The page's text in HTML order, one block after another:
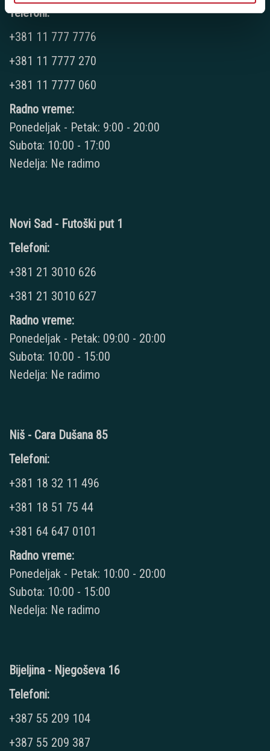
Telefoni:
+381 11 777 7776
+381 11 7777 270
+381 11 7777 060
Radno vreme:
Ponedeljak - Petak: 9:00 - 20:00
Subota: 10:00 - 17:00
Nedelja: Ne radimo
Novi Sad - Futoški put 1
Telefoni:
+381 21 3010 626
+381 21 3010 627
Radno vreme:
Ponedeljak - Petak: 09:00 - 20:00
Subota: 10:00 - 15:00
Nedelja: Ne radimo
Niš - Cara Dušana 85
Telefoni:
+381 18 32 11 496
+381 18 51 75 44
+381 64 647 0101
Radno vreme:
Ponedeljak - Petak: 10:00 - 20:00
Subota: 10:00 - 15:00
Nedelja: Ne radimo
Bijeljina - Njegoševa 16
Telefoni:
+387 55 209 104
+387 55 209 387